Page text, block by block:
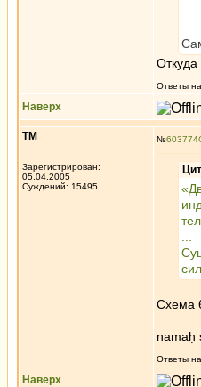
Ответы
Наверх
ТМ
Зарегистрирован:
05.04.2005
Суждений: 15495
№603774
Схема
namaḥ
Ответы
Наверх